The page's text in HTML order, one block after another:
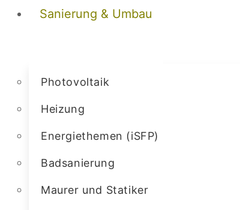
Sanierung & Umbau
Photovoltaik
Heizung
Energiethemen (iSFP)
Badsanierung
Maurer und Statiker